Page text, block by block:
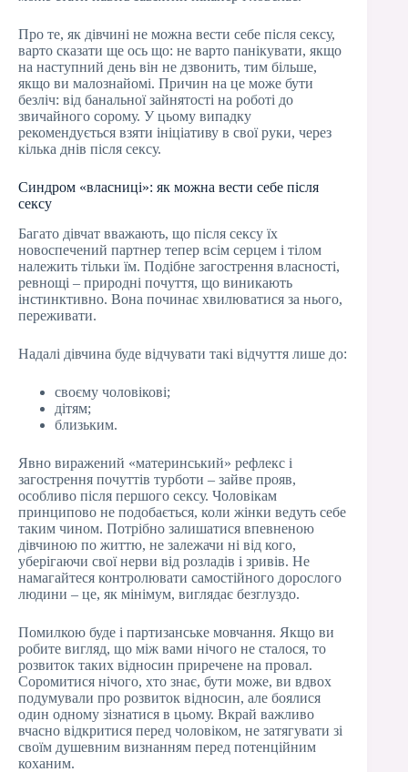
Про те, як дівчині не можна вести себе після сексу,
варто сказати ще ось що: не варто панікувати, якщо
на наступний день він не дзвонить, тим більше,
якщо ви малознайомі. Причин на це може бути
безліч: від банальної зайнятості на роботі до
звичайного сорому. У цьому випадку
рекомендується взяти ініціативу в свої руки, через
кілька днів після сексу.
Синдром «власниці»: як можна вести себе після
сексу
Багато дівчат вважають, що після сексу їх
новоспечений партнер тепер всім серцем і тілом
належить тільки їм. Подібне загострення власності,
ревнощі – природні почуття, що виникають
інстинктивно. Вона починає хвилюватися за нього,
переживати.
Надалі дівчина буде відчувати такі відчуття лише до:
своєму чоловікові;
дітям;
близьким.
Явно виражений «материнський» рефлекс і
загострення почуттів турботи – зайве прояв,
особливо після першого сексу. Чоловікам
принципово не подобається, коли жінки ведуть себе
таким чином. Потрібно залишатися впевненою
дівчиною по життю, не залежачи ні від кого,
уберігаючи свої нерви від розладів і зривів. Не
намагайтеся контролювати самостійного дорослого
людини – це, як мінімум, виглядає безглуздо.
Помилкою буде і партизанське мовчання. Якщо ви
робите вигляд, що між вами нічого не сталося, то
розвиток таких відносин приречене на провал.
Соромитися нічого, хто знає, бути може, ви вдвох
подумували про розвиток відносин, але боялися
один одному зізнатися в цьому. Вкрай важливо
вчасно відкритися перед чоловіком, не затягувати зі
своїм душевним визнанням перед потенційним
коханим.